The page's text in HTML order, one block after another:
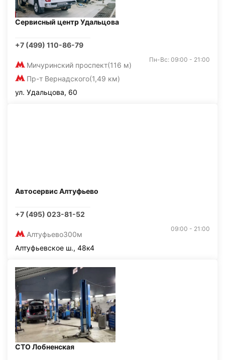
Сервисный центр Удальцова
+7 (499) 110-86-79
Мичуринский проспект(116 м)
Пр-т Вернадского(1,49 км)
Пн-Вс: 09:00 - 21:00
ул. Удальцова, 60
Автосервис Алтуфьево
+7 (495) 023-81-52
Алтуфьево300м
09:00 - 21:00
Алтуфьевское ш., 48к4
СТО Лобненская